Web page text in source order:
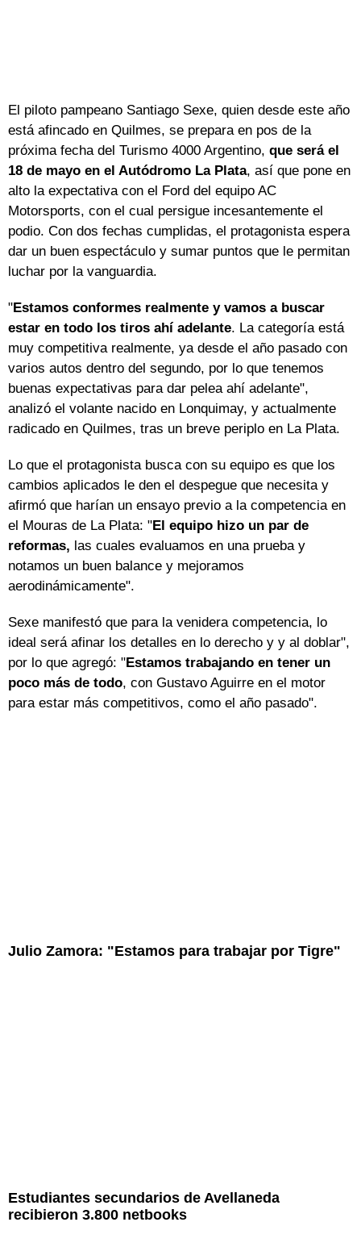
El piloto pampeano Santiago Sexe, quien desde este año
está afincado en Quilmes, se prepara en pos de la
próxima fecha del Turismo 4000 Argentino, que será el
18 de mayo en el Autódromo La Plata, así que pone en
alto la expectativa con el Ford del equipo AC
Motorsports, con el cual persigue incesantemente el
podio. Con dos fechas cumplidas, el protagonista espera
dar un buen espectáculo y sumar puntos que le permitan
luchar por la vanguardia.
"Estamos conformes realmente y vamos a buscar
estar en todo los tiros ahí adelante. La categoría está
muy competitiva realmente, ya desde el año pasado con
varios autos dentro del segundo, por lo que tenemos
buenas expectativas para dar pelea ahí adelante",
analizó el volante nacido en Lonquimay, y actualmente
radicado en Quilmes, tras un breve periplo en La Plata.
Lo que el protagonista busca con su equipo es que los
cambios aplicados le den el despegue que necesita y
afirmó que harían un ensayo previo a la competencia en
el Mouras de La Plata: "El equipo hizo un par de
reformas, las cuales evaluamos en una prueba y
notamos un buen balance y mejoramos
aerodinámicamente".
Sexe manifestó que para la venidera competencia, lo
ideal será afinar los detalles en lo derecho y y al doblar",
por lo que agregó: "Estamos trabajando en tener un
poco más de todo, con Gustavo Aguirre en el motor
para estar más competitivos, como el año pasado".
Julio Zamora: "Estamos para trabajar por Tigre"
Estudiantes secundarios de Avellaneda
recibieron 3.800 netbooks